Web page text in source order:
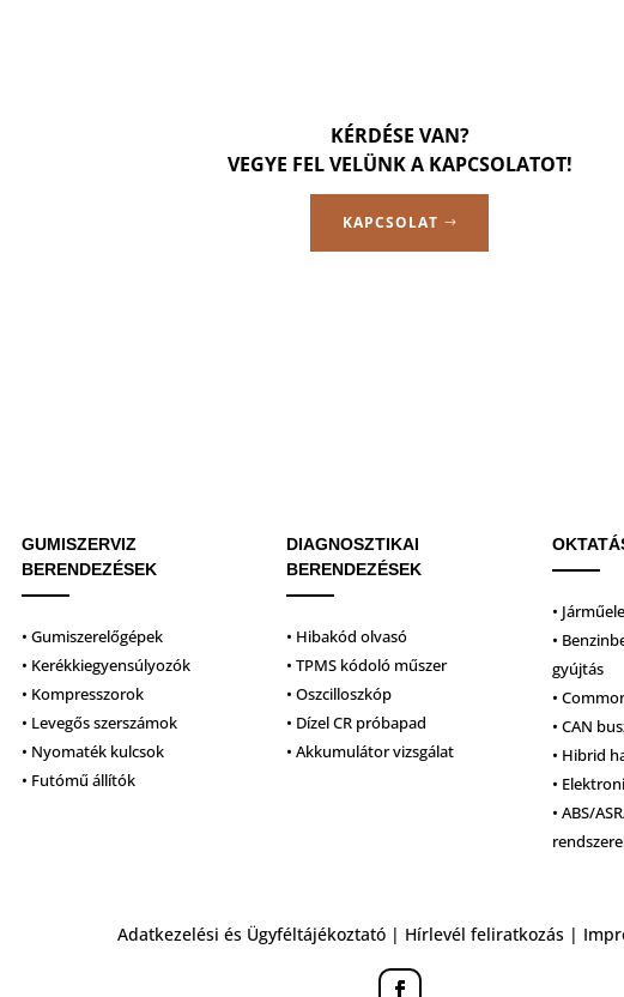
KÉRDÉSE VAN?
VEGYE FEL VELÜNK A KAPCSOLATOT!
KAPCSOLAT
GUMISZERVIZ
BERENDEZÉSEK
• Gumiszerelőgépek
• Kerékkiegyensúlyozók
• Kompresszorok
• Levegős szerszámok
• Nyomaték kulcsok
• Futómű állítók
DIAGNOSZTIKAI
BERENDEZÉSEK
• Hibakód olvasó
• TPMS kódoló műszer
• Oszcilloszkóp
• Dízel CR próbapad
• Akkumulátor vizsgálat
•
•
gyújtás
•
• CAN
• Hibrid
•
• ABS/
Adatkezelési és Ügyféltájékoztató | Hírlevél feliratkozás |